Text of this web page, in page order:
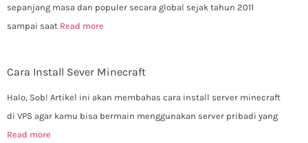
sepanjang masa dan populer secara global sejak tahun 2011
sampai saat Read more
Cara Install Sever Minecraft
Halo, Sob! Artikel ini akan membahas cara install server minecraft
di VPS agar kamu bisa bermain menggunakan server pribadi yang
Read more